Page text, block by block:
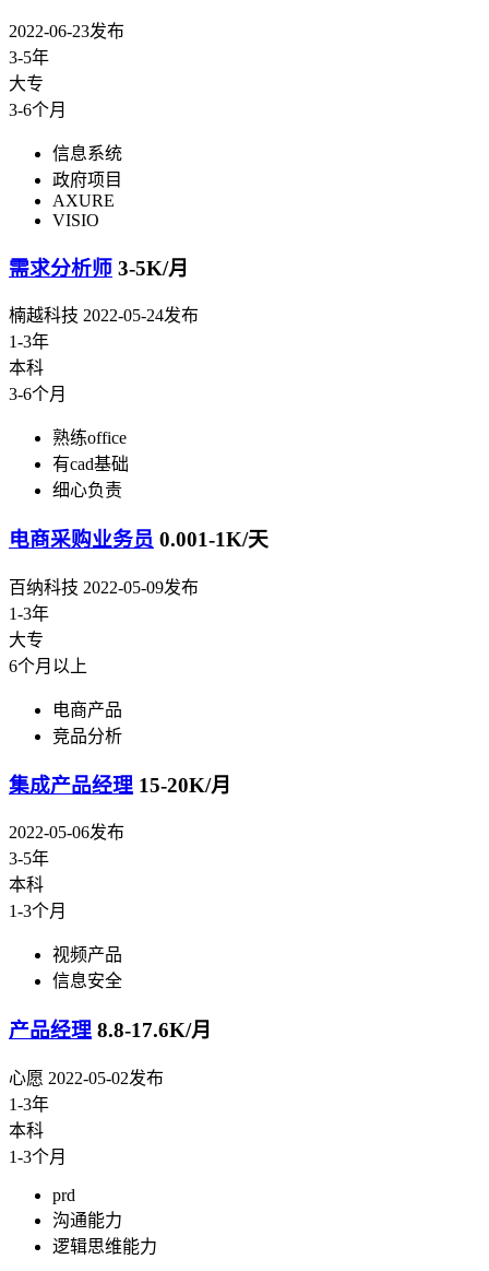
2022-06-23发布
3-5年
大专
3-6个月
信息系统
政府项目
AXURE
VISIO
需求分析师 3-5K/月
楠越科技 2022-05-24发布
1-3年
本科
3-6个月
熟练office
有cad基础
细心负责
电商采购业务员 0.001-1K/天
百纳科技 2022-05-09发布
1-3年
大专
6个月以上
电商产品
竞品分析
集成产品经理 15-20K/月
2022-05-06发布
3-5年
本科
1-3个月
视频产品
信息安全
产品经理 8.8-17.6K/月
心愿 2022-05-02发布
1-3年
本科
1-3个月
prd
沟通能力
逻辑思维能力